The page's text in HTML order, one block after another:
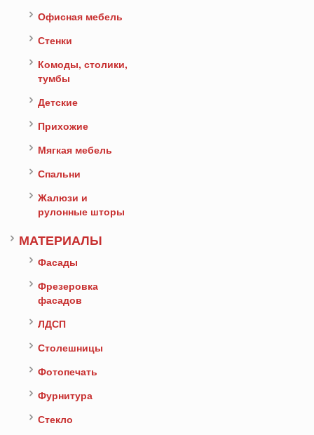
Офисная мебель
Стенки
Комоды, столики,
тумбы
Детские
Прихожие
Мягкая мебель
Спальни
Жалюзи и
рулонные шторы
МАТЕРИАЛЫ
Фасады
Фрезеровка
фасадов
ЛДСП
Столешницы
Фотопечать
Фурнитура
Стекло